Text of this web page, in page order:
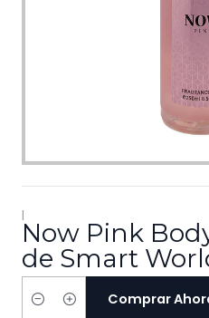
|
Now Pink
de Smart
Cantidad
Comprar